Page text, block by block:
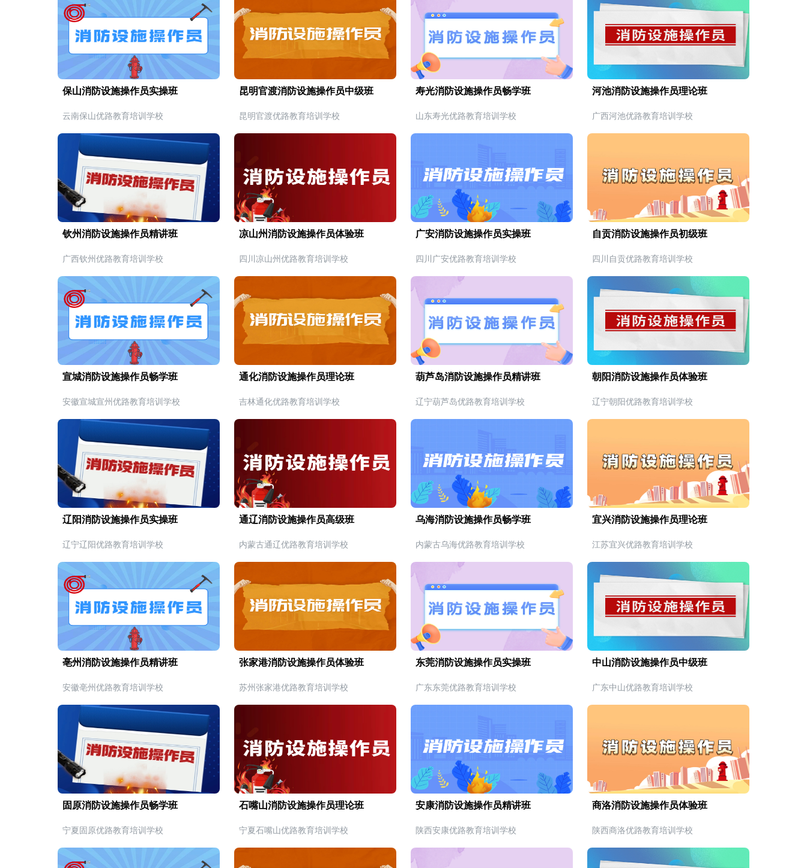
保山消防设施操作员实操班
云南保山优路教育培训学校
昆明官渡消防设施操作员中级班
昆明官渡优路教育培训学校
寿光消防设施操作员畅学班
山东寿光优路教育培训学校
河池消防设施操作员理论班
广西河池优路教育培训学校
钦州消防设施操作员精讲班
广西钦州优路教育培训学校
凉山州消防设施操作员体验班
四川凉山州优路教育培训学校
广安消防设施操作员实操班
四川广安优路教育培训学校
自贡消防设施操作员初级班
四川自贡优路教育培训学校
宣城消防设施操作员畅学班
安徽宣城宣州优路教育培训学校
通化消防设施操作员理论班
吉林通化优路教育培训学校
葫芦岛消防设施操作员精讲班
辽宁葫芦岛优路教育培训学校
朝阳消防设施操作员体验班
辽宁朝阳优路教育培训学校
辽阳消防设施操作员实操班
辽宁辽阳优路教育培训学校
通辽消防设施操作员高级班
内蒙古通辽优路教育培训学校
乌海消防设施操作员畅学班
内蒙古乌海优路教育培训学校
宜兴消防设施操作员理论班
江苏宜兴优路教育培训学校
亳州消防设施操作员精讲班
安徽亳州优路教育培训学校
张家港消防设施操作员体验班
苏州张家港优路教育培训学校
东莞消防设施操作员实操班
广东东莞优路教育培训学校
中山消防设施操作员中级班
广东中山优路教育培训学校
固原消防设施操作员畅学班
宁夏固原优路教育培训学校
石嘴山消防设施操作员理论班
宁夏石嘴山优路教育培训学校
安康消防设施操作员精讲班
陕西安康优路教育培训学校
商洛消防设施操作员体验班
陕西商洛优路教育培训学校